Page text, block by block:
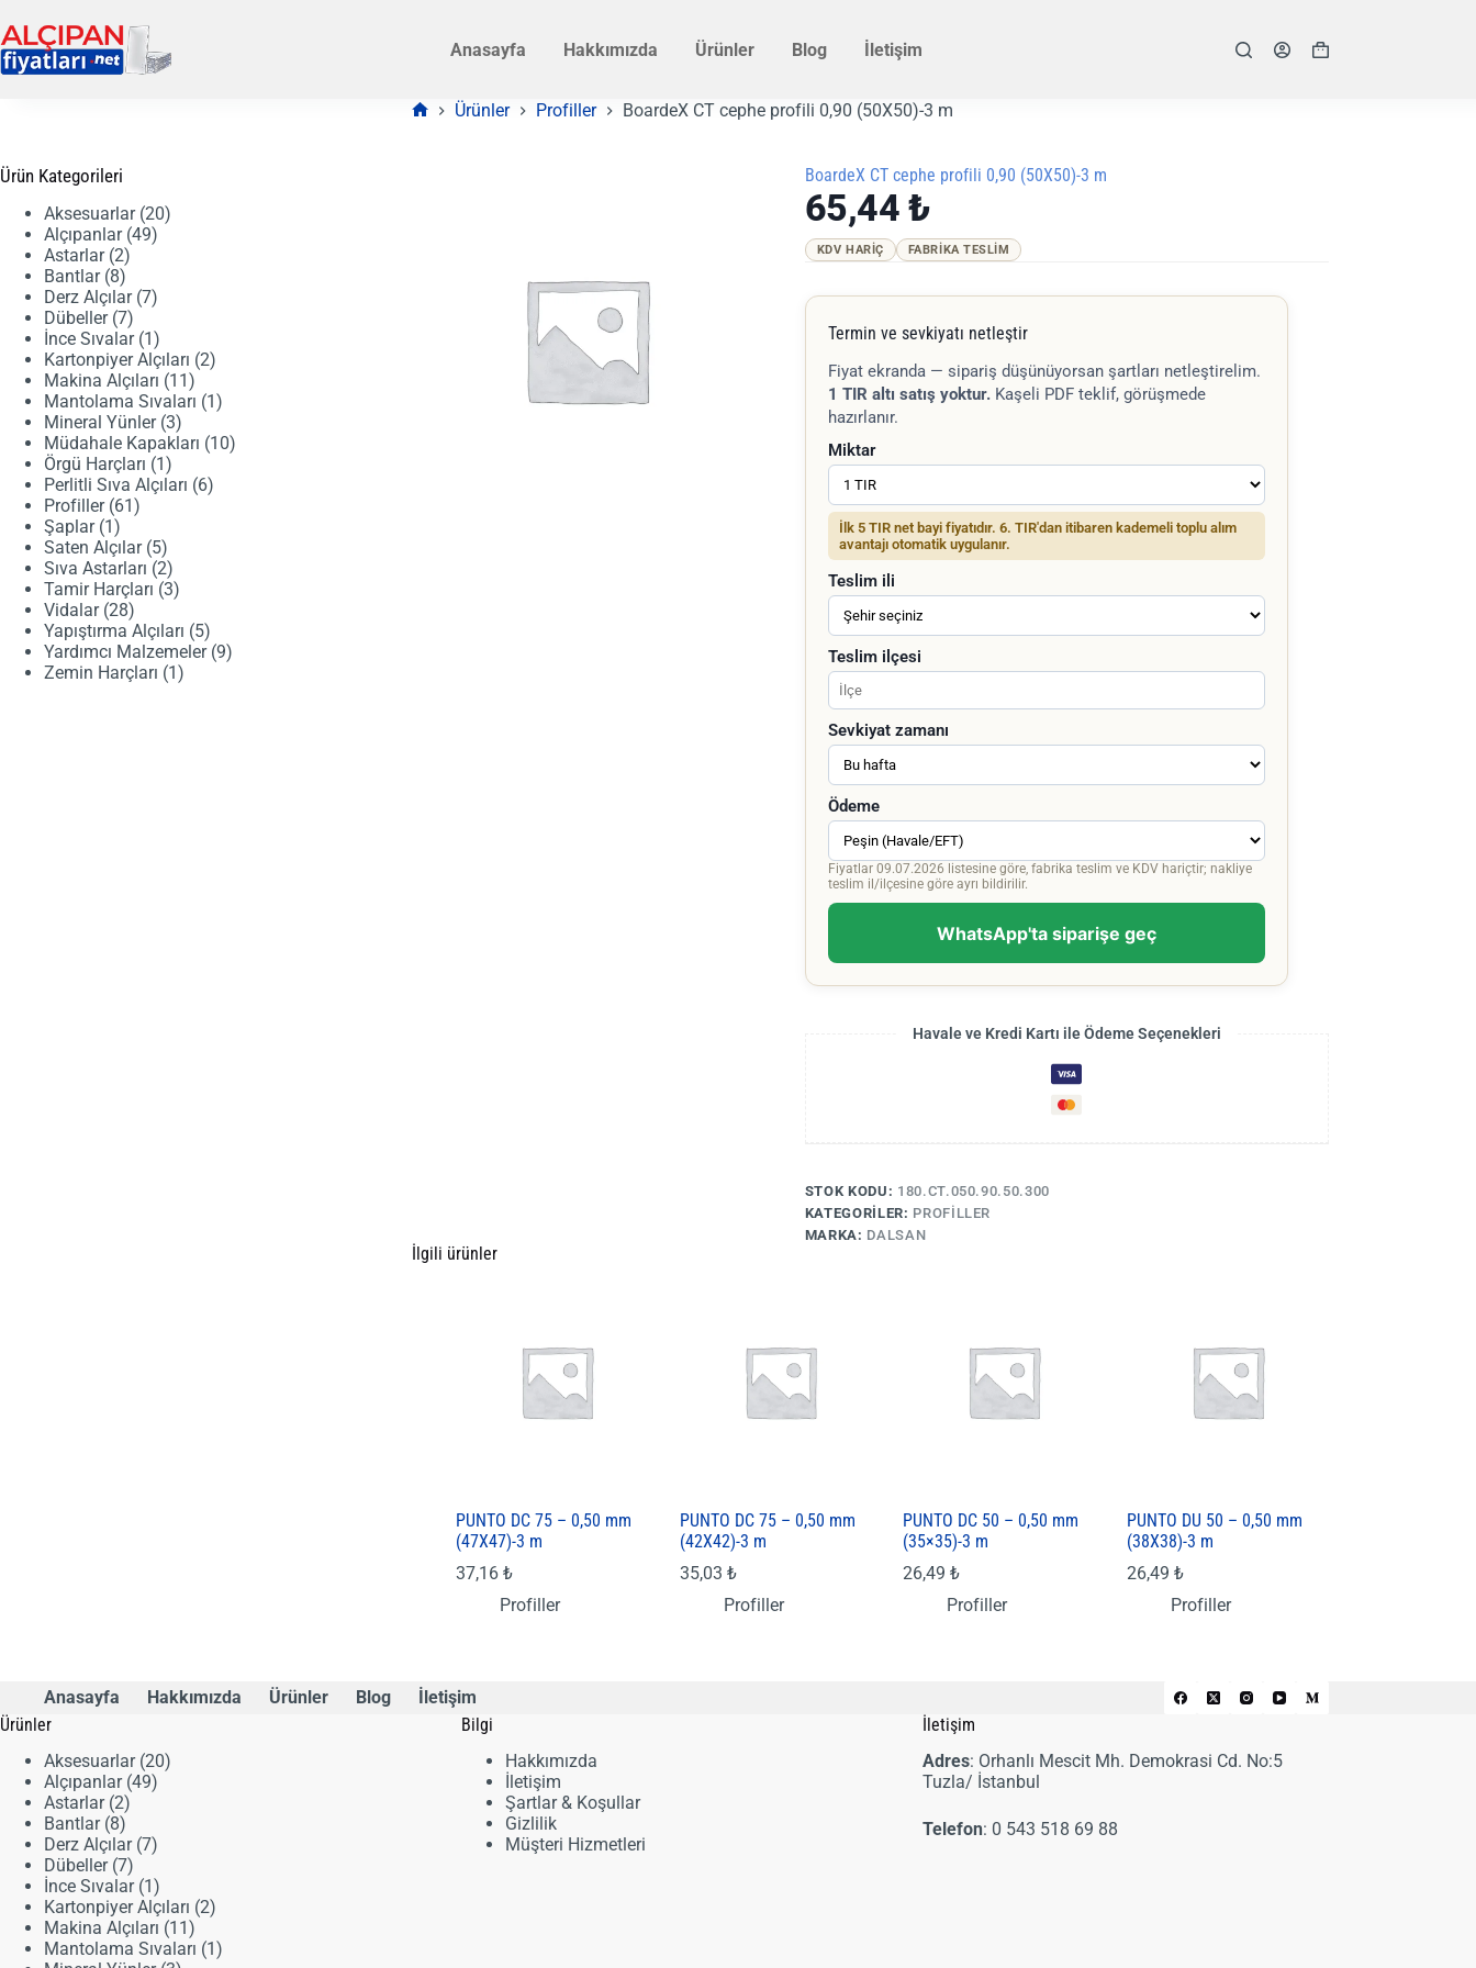
to
content
Anasayfa Hakkımızda Ürünler Blog İletişim
Shopping
Ürünler Profiller BoardeX CT cephe profili 0,90 (50X50)-3 m
BoardeX CT cephe profili 0,90 (50X50)-3 m
65,44 ₺
KDV HARIÇ FABRIKA TESLIM
Termin ve sevkiyatı netleştir
Fiyat ekranda — sipariş düşünüyorsan şartları netleştirelim.
1 TIR altı satış yoktur.Kaşeli PDF teklif, görüşmede
hazırlanır.
Miktar
İlk 5 TIR net bayi fiyatıdır. 6. TIR'dan itibaren kademeli toplu alım
avantajı otomatik uygulanır.
Teslim ili
Teslim ilçesi
Sevkiyat zamanı
Ödeme
Fiyatlar 09.07.2026 listesine göre, fabrika teslim ve KDV hariçtir; nakliye
teslim il/ilçesine göre ayrı bildirilir.
WhatsApp'ta siparişe geç
Havale ve Kredi Kartı ile Ödeme Seçenekleri
STOK KODU: 180.CT.050.90.50.300
KATEGORILER: PROFILLER
MARKA: DALSAN
İlgili ürünler
PUNTO DC 75 – 0,50 mm
(47X47)-3 m
37,16 ₺
Profiller
PUNTO DC 75 – 0,50 mm
(42X42)-3 m
35,03 ₺
Profiller
PUNTO DC 50 – 0,50 mm
(35×35)-3 m
26,49₺
Profiller
PUNTO DU 50 – 0,50 mm
(38X38)-3 m
26,49 ₺
Profiller
Ürün Kategorileri
Aksesuarlar 2020
Alçıpanlar 4949
Astarlar 22
ürün
Bantlar 88
ürün
Derz Alçılar 77
Dübeller 77
ürün
İnce Sıvalar 1 1
ürün
Kartonpiyer Alçıları 22
Makina Alçıları 11 11
ürün
Mantolama Sıvaları 1 1
Mineral Yünler 33
ürün
Müdahale Kapakları 1010
Örgü Harçları 1 1
ürün
Perlitli Sıva Alçıları 66
Profiller 61 61
Şaplar 1 1
ürün
Saten Alçılar 55
ürün
Sıva Astarları 22
ürün
Tamir Harçları 33
Vidalar 2828
ürün
Yapıştırma Alçıları 55
ürün
Yardımcı Malzemeler 99
Zemin Harçları 1 1
Anasayfa Hakkımızda Ürünler Blog
İletişim
Ürünler
Aksesuarlar 2020
Alçıpanlar 4949
Astarlar 22
ürün
Bantlar 88
ürün
Derz Alçılar 77
Dübeller 77
ürün
İnce Sıvalar 1 1
ürün
Kartonpiyer Alçıları 22
Makina Alçıları 11 11
ürün
Mantolama Sıvaları 1 1
Bilgi
Hakkımızda
İletişim
Şartlar & Koşullar
Gizlilik
Müşteri Hizmetleri
İletişim
Adres: Orhanlı Mescit Mh. Demokrasi Cd. No:5
Tuzla/ İstanbul
Telefon: 0 543 518 69 88